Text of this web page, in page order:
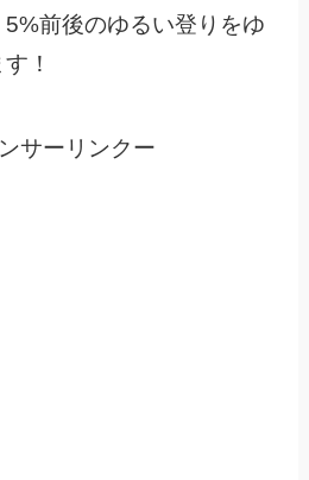
前後のゆるい登りをゆ
！
サーリンクー